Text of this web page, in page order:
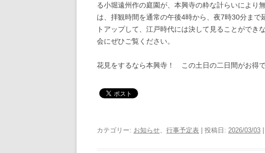
る小堀遠州作の庭園が、本興寺の粋な計らいにより
は、拝観時間を通常の午後4時から、夜7時30分ま
トアップして、江戸時代には決して見ることができ
会にぜひご覧ください。
花見をするなら本興寺！ この土日の二日間がお得
カテゴリー: お知らせ 行事予定表 | 投稿日: 2026/03/03